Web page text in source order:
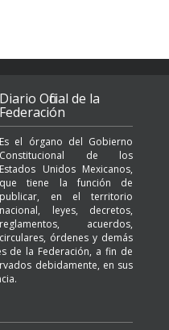
Diario Oficial de la
Federación
Es el órgano del Gobierno
Constitucional de los
Estados Unidos Mexicanos,
que tiene la función de
publicar, en el territorio
nacional, leyes, decretos,
reglamentos, acuerdos,
circulares, órdenes y demás
de la Federación, a fin de
debidamente, en sus